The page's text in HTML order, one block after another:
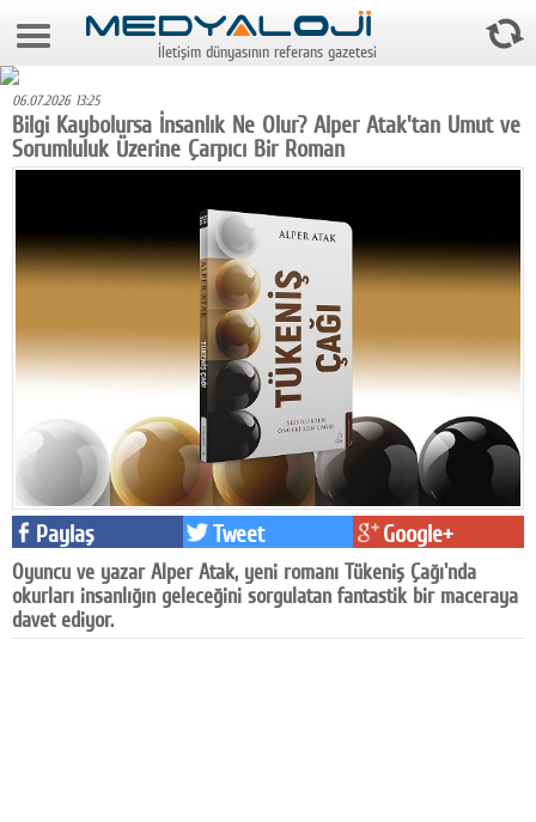
10 Ağustos 2026 14:55:24
Foto Galeri
Video Galeri
Medya
Teknoloji
Dünya
Pr
Diziler
İletişim dünyasının referans gazetesi
06.07.2026 13:25
Bilgi Kaybolursa İnsanlık Ne Olur? Alper Atak'tan Umut ve
Sorumluluk Üzerine Çarpıcı Bir Roman
Paylaş Tweet Google+
Oyuncu ve yazar Alper Atak, yeni romanı Tükeniş Çağı'nda
okurları insanlığın geleceğini sorgulatan fantastik bir maceraya
davet ediyor.